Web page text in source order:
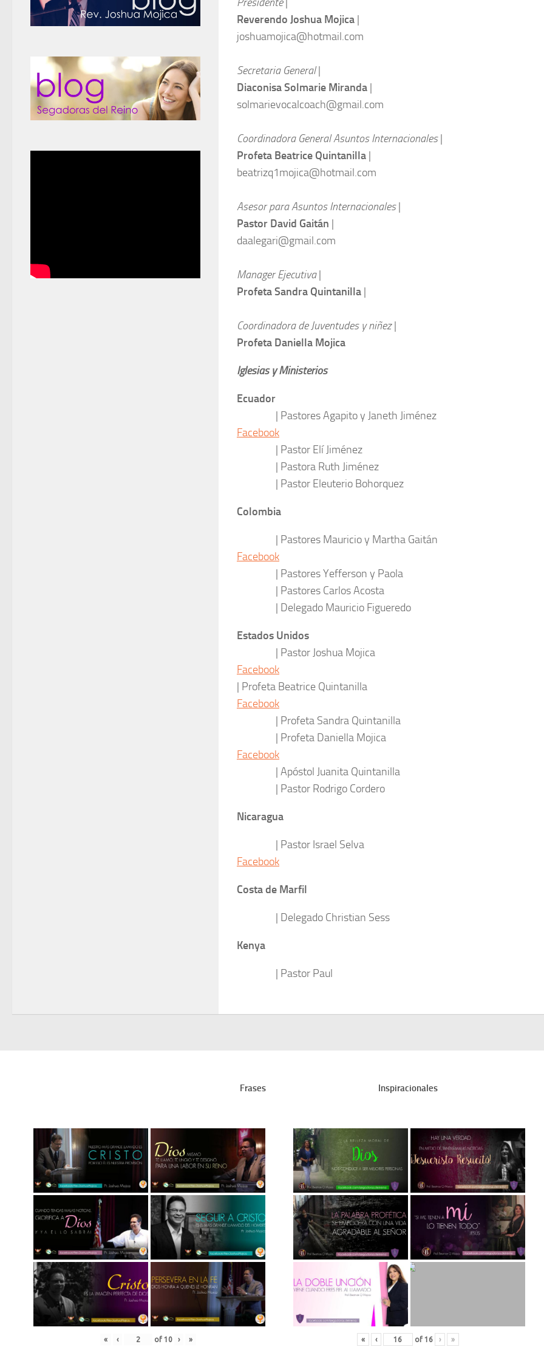
Reverendo Joshua Mojica |
joshuamojica@hotmail.com
Secretaria General|
Diaconisa Solmarie Miranda |
solmarievocalcoach@gmail.com
Coordinadora General Asuntos Internacionales|
Profeta Beatrice Quintanilla |
beatrizq1mojica@hotmail.com
Asesor para Asuntos Internacionales|
Pastor David Gaitán |
daalegari@gmail.com
Manager Ejecutiva|
Profeta Sandra Quintanilla |
Coordinadora de Juventudes y niñez|
Profeta Daniella Mojica
Iglesias y Ministerios
Ecuador
| Pastores Agapito y Janeth Jiménez
Facebook
| Pastor Elí Jiménez
| Pastora Ruth Jiménez
| Pastor Eleuterio Bohorquez
Colombia
| Pastores Mauricio y Martha Gaitán
Facebook
| Pastores Yefferson y Paola
| Pastores Carlos Acosta
| Delegado Mauricio Figueredo
Estados Unidos
| Pastor Joshua Mojica
Facebook
| Profeta Beatrice Quintanilla
Facebook
| Profeta Sandra Quintanilla
| Profeta Daniella Mojica
Facebook
| Apóstol Juanita Quintanilla
| Pastor Rodrigo Cordero
Nicaragua
| Pastor Israel Selva
Facebook
Costa de Marfil
| Delegado Christian Sess
Kenya
| Pastor Paul
Frases
« ‹ of10 › »
Inspiracionales
« ‹ of 16 › »